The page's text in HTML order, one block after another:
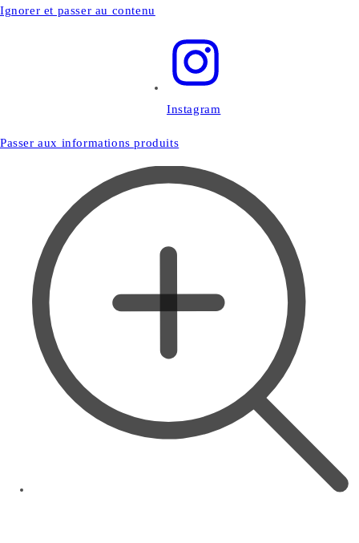
Ignorer et passer au contenu
Instagram
Passer aux informations produits